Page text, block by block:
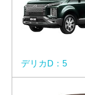
デリカD：5